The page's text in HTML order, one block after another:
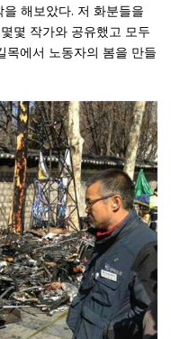
해보았다. 저 화분들을
몇 작가와 공유했고 모두
목에서 노동자의 봄을 만들